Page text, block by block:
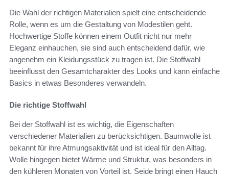
Die Wahl der richtigen Materialien spielt eine entscheidende
Rolle, wenn es um die Gestaltung von Modestilen geht.
Hochwertige Stoffe können einem Outfit nicht nur mehr
Eleganz einhauchen, sie sind auch entscheidend dafür, wie
angenehm ein Kleidungsstück zu tragen ist. Die Stoffwahl
beeinflusst den Gesamtcharakter des Looks und kann einfache
Basics in etwas Besonderes verwandeln.
Die richtige Stoffwahl
Bei der Stoffwahl ist es wichtig, die Eigenschaften
verschiedener Materialien zu berücksichtigen. Baumwolle ist
bekannt für ihre Atmungsaktivität und ist ideal für den Alltag.
Wolle hingegen bietet Wärme und Struktur, was besonders in
den kühleren Monaten von Vorteil ist. Seide bringt einen Hauch